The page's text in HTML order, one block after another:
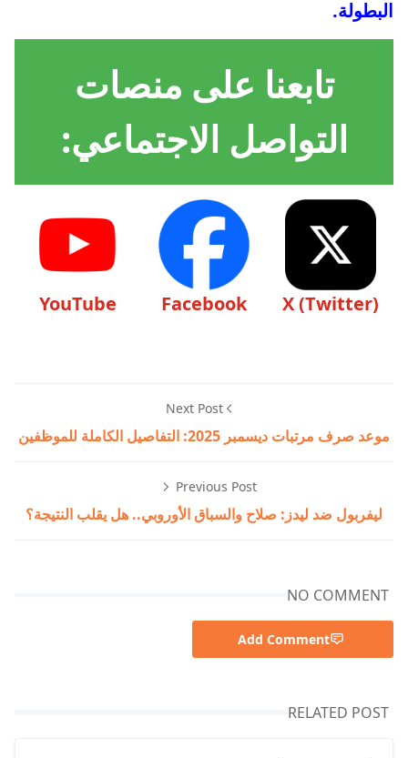
البطولة.
تابعنا على منصات
التواصل الاجتماعي:
X (Twitter)
Facebook
YouTube
Next Post
موعد صرف مرتبات ديسمبر 2025: التفاصيل الكاملة للموظفين
Previous Post
ليفربول ضد ليدز: صلاح والسباق الأوروبي.. هل يقلب النتيجة؟
NO COMMENT
Add Comment
RELATED POST